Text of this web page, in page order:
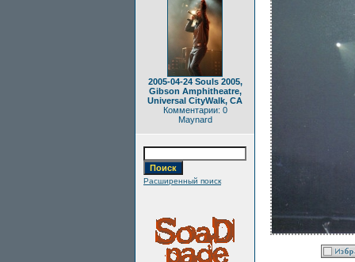
2005-04-24 Souls 2005,
Gibson Amphitheatre,
Universal CityWalk, CA
Комментарии: 0
Maynard
Расширенный поиск